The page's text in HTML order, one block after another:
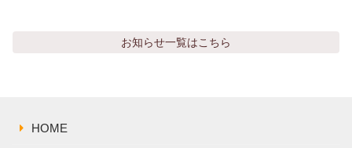
お知らせ一覧はこちら
HOME